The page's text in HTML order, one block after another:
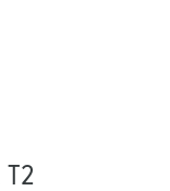
T2